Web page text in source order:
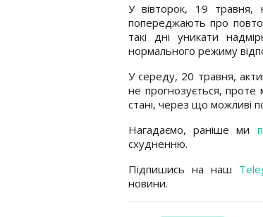
У вівторок, 19 травня,
попереджають про
такі дні уникати
нормального режиму
У середу, 20 травня,
не прогнозується,
стані, через що можливі
Нагадаємо, раніше ми
схудненню.
Підпишись на наш
новини.